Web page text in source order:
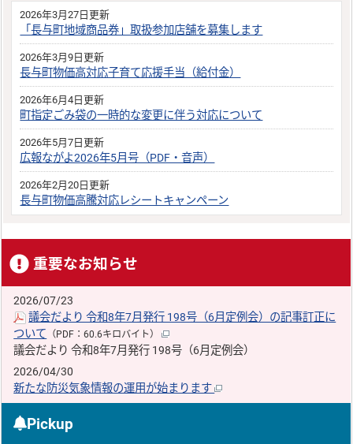
2026年3月27日更新
「長与町地域商品券」取扱参加店舗を募集します
2026年3月9日更新
長与町物価高対応子育て応援手当（給付金）
2026年6月4日更新
町指定ごみ袋の一時的な変更に伴う対応について
2026年5月7日更新
広報ながよ2026年5月号（PDF・音声）
2026年2月20日更新
長与町物価高騰対応レシートキャンペーン
重要なお知らせ
2026/07/23
議会だより 令和8年7月発行 198号（6月定例会）の記事訂正に
ついて （PDF：60.6キロバイト）
議会だより 令和8年7月発行 198号（6月定例会）
2026/04/30
新たな防災気象情報の運用が始まります
Pickup